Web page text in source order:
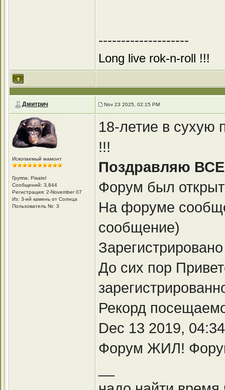
--------------------
Long live rok-n-roll !!!
Дмитрич Nov 23 2025, 02:15 PM
Ископаемый мамонт
Группа: Pisatel
Сообщений: 3,844
Регистрация: 2-November 07
Из: 3-ий камень от Солнца
Пользователь №: 3
18-летие в сухую
!!!
Поздравляю
Форум был
На форуме
сообщение)
До сих пор
Рекорд
Dec 13 2019,
Форум ЖИЛ!